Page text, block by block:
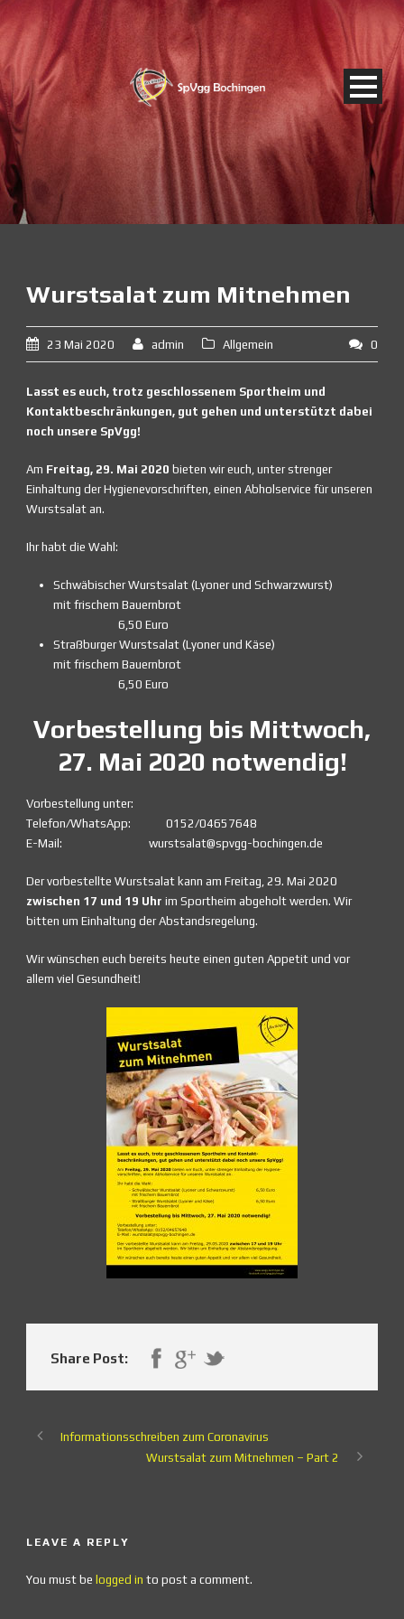
Wurstsalat zum Mitnehmen
23 Mai 2020 admin Allgemein 0
Lasst es euch, trotz geschlossenem Sportheim und
Kontaktbeschränkungen, gut gehen und unterstützt dabei
noch unsere SpVgg!
Am Freitag, 29. Mai 2020 bieten wir euch, unter strenger
Einhaltung der Hygienevorschriften, einen Abholservice für unseren
Wurstsalat an.
Ihr habt die Wahl:
Schwäbischer Wurstsalat (Lyoner und Schwarzwurst)
mit frischem Bauernbrot
6,50 Euro
Straßburger Wurstsalat (Lyoner und Käse)
mit frischem Bauernbrot
6,50 Euro
Vorbestellung bis Mittwoch,
27. Mai 2020 notwendig!
Vorbestellung unter:
Telefon/WhatsApp: 0152/04657648
E-Mail: wurstsalat@spvgg-bochingen.de
Der vorbestellte Wurstsalat kann am Freitag, 29. Mai 2020
zwischen 17 und 19 Uhr im Sportheim abgeholt werden. Wir
bitten um Einhaltung der Abstandsregelung.
Wir wünschen euch bereits heute einen guten Appetit und vor
allem viel Gesundheit!
Share Post:
Informationsschreiben zum Coronavirus
Wurstsalat zum Mitnehmen – Part 2
LEAVE A REPLY
You must be logged in to post a comment.